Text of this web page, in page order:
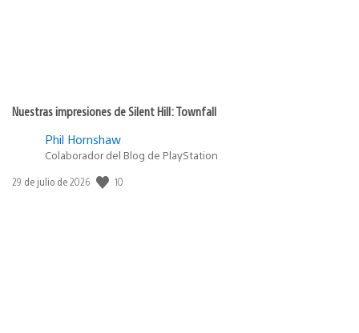
Nuestras impresiones de Silent Hill: Townfall
Phil Hornshaw
Colaborador del Blog de PlayStation
Fecha
29 de julio de 2026 10